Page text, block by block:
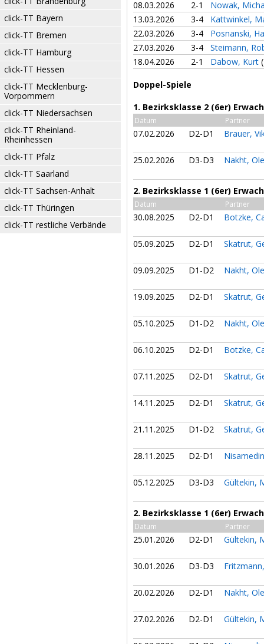
click-TT Bayern
click-TT Bremen
click-TT Hamburg
click-TT Hessen
click-TT Mecklenburg-
Vorpommern
click-TT Niedersachsen
click-TT Rheinland-
Rheinhessen
click-TT Pfalz
click-TT Saarland
click-TT Sachsen-Anhalt
click-TT Thüringen
click-TT restliche Verbände
08.03.2026
2-1
Nowak,
13.03.2026
3-4
Kattwinkel,
22.03.2026
3-4
Posnanski,
27.03.2026
3-4
Steimann,
18.04.2026
2-1 Dabow, Kurt
Doppel-Spiele
1. Bezirksklasse 2 (6er)
Datum Partner
07.02.2026 D2-D1 Brauer,
25.02.2026 D3-D3 Nakht,
2. Bezirksklasse 1 (6er)
Datum Partner
30.08.2025 D2-D1 Botzke,
05.09.2025 D2-D1 Skatrut,
09.09.2025 D1-D2 Nakht,
19.09.2025 D2-D1 Skatrut,
05.10.2025 D1-D2 Nakht,
06.10.2025 D2-D1 Botzke,
07.11.2025 D2-D1 Skatrut,
14.11.2025 D2-D1 Skatrut,
21.11.2025 D1-D2 Skatrut,
28.11.2025 D2-D1
05.12.2025 D3-D3 Gültekin,
2. Bezirksklasse 1 (6er)
Datum Partner
25.01.2026 D2-D1 Gültekin,
30.01.2026 D3-D3
20.02.2026 D2-D1 Nakht,
27.02.2026 D2-D1 Gültekin,